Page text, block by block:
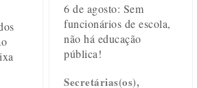
6 de agosto: Sem
funcionários de escola,
não há educação
pública!
Secretárias(os),